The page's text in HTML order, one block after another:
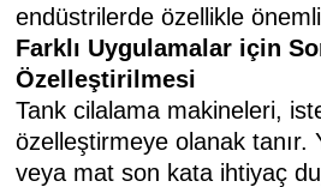
endüstrilerde özellikle
Farklı Uygulamalar için
Özelleştirilmesi
Tank cilalama makineleri,
özelleştirmeye olanak tanır.
veya mat son kata ihtiyaç